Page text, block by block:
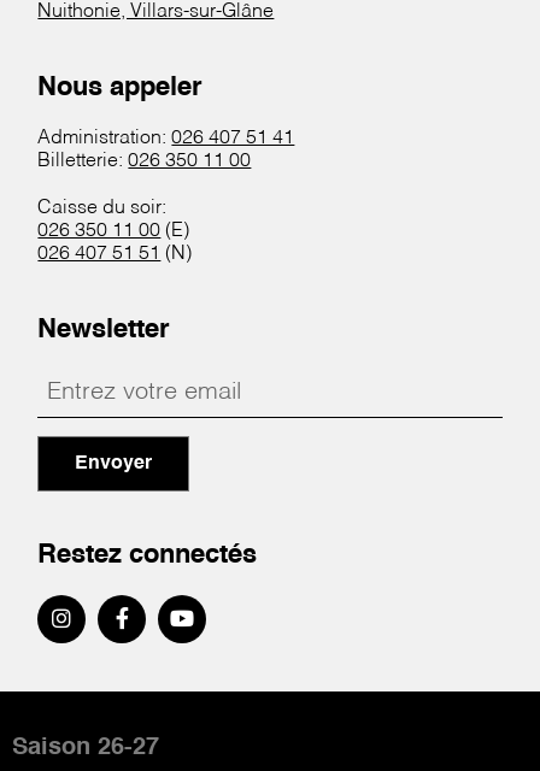
Nuithonie, Villars-sur-Glâne
Nous appeler
Administration:026 407 51 41
Billetterie:026 350 11 00
Caisse du soir:
026 350 11 00 (E)
026 407 51 51 (N)
Newsletter
Envoyer
Restez connectés
de
Saison 26-27